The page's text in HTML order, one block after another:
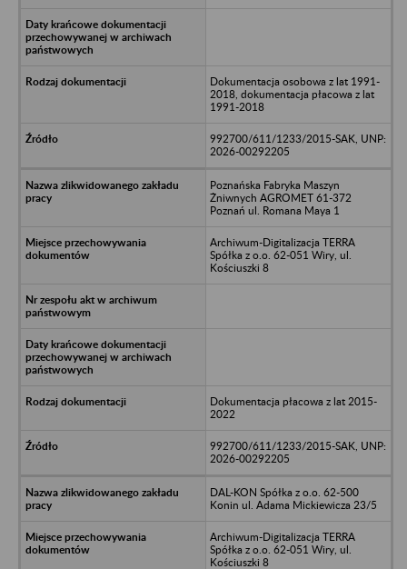
Dokumentacja osobowa z lat 1991-
2018, dokumentacja płacowa z lat
1991-2018
992700/611/1233/2015-SAK, UNP:
2026-00292205
Poznańska Fabryka Maszyn
Żniwnych AGROMET 61-372
Poznań ul. Romana Maya 1
Archiwum-Digitalizacja TERRA
Spółka z o.o. 62-051 Wiry, ul.
Kościuszki 8
Dokumentacja płacowa z lat 2015-
2022
992700/611/1233/2015-SAK, UNP:
2026-00292205
DAL-KON Spółka z o.o. 62-500
Konin ul. Adama Mickiewicza 23/5
Archiwum-Digitalizacja TERRA
Spółka z o.o. 62-051 Wiry, ul.
Kościuszki 8